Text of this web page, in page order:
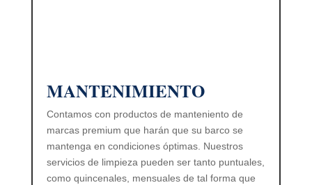
MANTENIMIENTO
Contamos con productos de manteniento de
marcas premium que harán que su barco se
mantenga en condiciones óptimas. Nuestros
servicios de limpieza pueden ser tanto puntuales,
como quincenales, mensuales de tal forma que